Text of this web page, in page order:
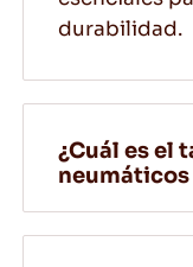
durabilidad.
¿Cuál es el
neumáticos